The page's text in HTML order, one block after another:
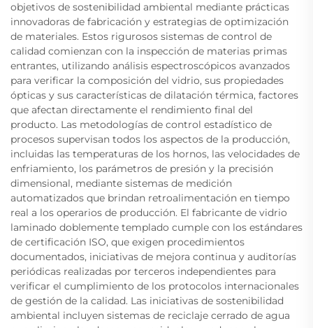
objetivos de sostenibilidad ambiental mediante prácticas
innovadoras de fabricación y estrategias de optimización
de materiales. Estos rigurosos sistemas de control de
calidad comienzan con la inspección de materias primas
entrantes, utilizando análisis espectroscópicos avanzados
para verificar la composición del vidrio, sus propiedades
ópticas y sus características de dilatación térmica, factores
que afectan directamente el rendimiento final del
producto. Las metodologías de control estadístico de
procesos supervisan todos los aspectos de la producción,
incluidas las temperaturas de los hornos, las velocidades de
enfriamiento, los parámetros de presión y la precisión
dimensional, mediante sistemas de medición
automatizados que brindan retroalimentación en tiempo
real a los operarios de producción. El fabricante de vidrio
laminado doblemente templado cumple con los estándares
de certificación ISO, que exigen procedimientos
documentados, iniciativas de mejora continua y auditorías
periódicas realizadas por terceros independientes para
verificar el cumplimiento de los protocolos internacionales
de gestión de la calidad. Las iniciativas de sostenibilidad
ambiental incluyen sistemas de reciclaje cerrado de agua